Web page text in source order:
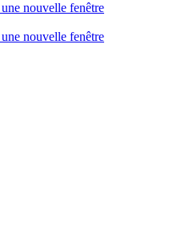
nouvelle fenêtre
nouvelle fenêtre